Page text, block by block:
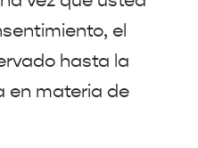
el
hasta la
en materia de